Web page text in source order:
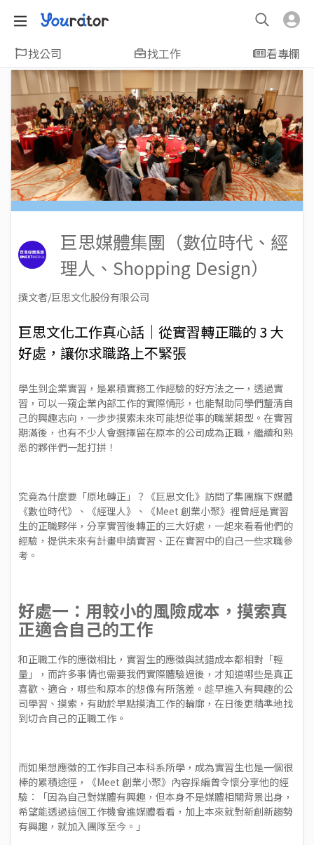
找公司 找工作 看專欄
巨思媒體集團（數位時代、經
理人、Shopping Design）
撰文者/巨思文化股份有限公司
巨思文化工作真心話｜從實習轉正職的 3 大
好處，讓你求職路上不緊張
學生到企業實習，是累積實務工作經驗的好方法之一，透過實
習，可以一窺企業內部工作的實際情形，也能幫助同學們釐清自
己的興趣志向，一步步摸索未來可能想從事的職業類型。在實習
期滿後，也有不少人會選擇留在原本的公司成為正職，繼續和熟
悉的夥伴們一起打拼！
究竟為什麼要「原地轉正」？《巨思文化》訪問了集團旗下媒體
《數位時代》、《經理人》、《Meet 創業小聚》裡曾經是實習
生的正職夥伴，分享實習後轉正的三大好處，一起來看看他們的
經驗，提供未來有計畫申請實習、正在實習中的自己一些求職參
考。
好處一：用較小的風險成本，摸索真
正適合自己的工作
和正職工作的應徵相比，實習生的應徵與試錯成本都相對「輕
量」，而許多事情也需要我們實際體驗過後，才知道哪些是真正
喜歡、適合，哪些和原本的想像有所落差。趁早進入有興趣的公
司學習、摸索，有助於早點摸清工作的輪廓，在日後更精準地找
到切合自己的正職工作。
而如果想應徵的工作非自己本科系所學，成為實習生也是一個很
棒的累積途徑，《Meet 創業小聚》內容採編曾令懷分享他的經
驗：「因為自己對媒體有興趣，但本身不是媒體相關背景出身，
希望能透過這個工作機會進媒體看看，加上本來就對新創新趨勢
有興趣，就加入團隊至今。」